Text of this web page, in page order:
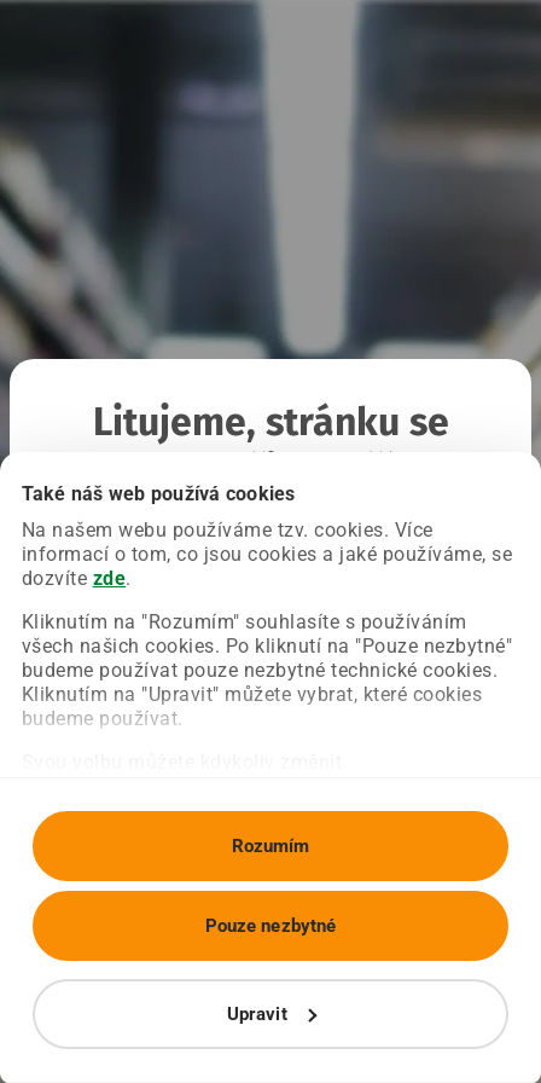
Také náš web používá cookies
Na našem webu používáme tzv. cookies. Více
informací o tom, co jsou cookies a jaké používáme, se
dozvíte zde.
Kliknutím na "Rozumím" souhlasíte s používáním
všech našich cookies. Po kliknutí na "Pouze nezbytné"
budeme používat pouze nezbytné technické cookies.
Kliknutím na "Upravit" můžete vybrat, které cookies
budeme používat.
Rozumím
Upravit
Pouze nezbytné
Litujeme, stránku se
Chyba nastala na naší straně a už ji opravujeme.
Zkuste prosím znovu načíst požadovanou stránku.
Obnovit stránku Úvodní strana